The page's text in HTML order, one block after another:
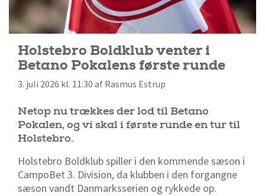
Holstebro Boldklub venter i
Betano Pokalens første runde
3. juli 2026 kl. 11:30 af Rasmus Estrup
Netop nu trækkes der lod til Betano
Pokalen, og vi skal i første runde en tur til
Holstebro.
Holstebro Boldklub spiller i den kommende sæson i
CampoBet 3. Division, da klubben i den forgangne
sæson vandt Danmarksserien og rykkede op.